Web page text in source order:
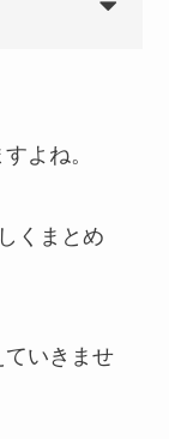
よね。
くまとめ
いきませ